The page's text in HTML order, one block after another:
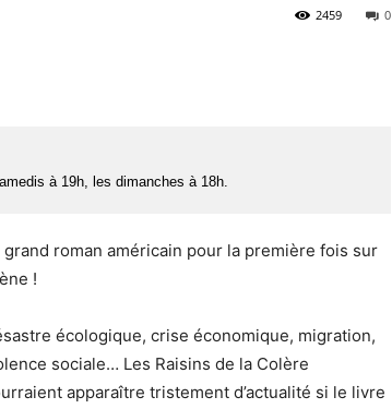
0
2459
à 19h, les dimanches à 18h.
grand roman américain pour la première fois sur
!
écologique, crise économique, migration,
sociale… Les Raisins de la Colère
apparaître tristement d’actualité si le livre